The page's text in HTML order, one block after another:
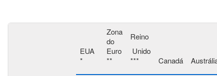
EUA
*
Zona
do
Euro
**
Reino
Unido
***
Canadá